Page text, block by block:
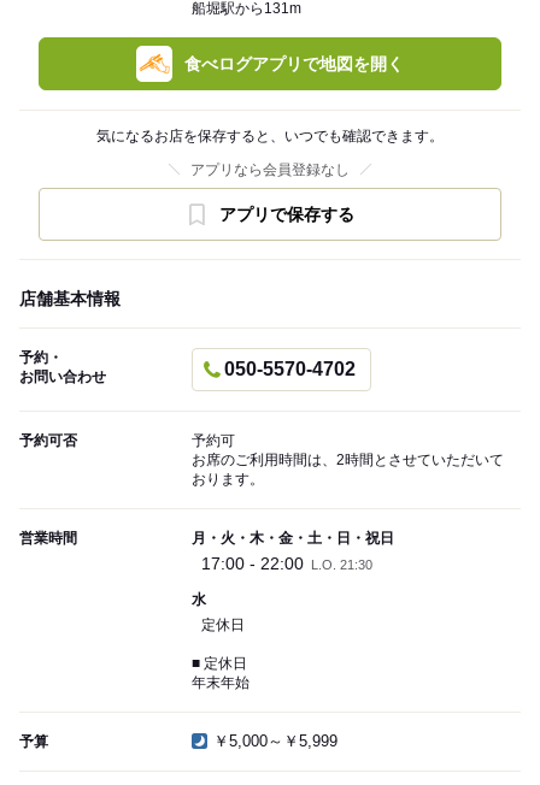
船堀駅から131m
食べログアプリで地図を開く
気になるお店を保存すると、いつでも確認できます。
アプリなら会員登録なし
アプリで保存する
店舗基本情報
予約・
お問い合わせ
050-5570-4702
予約可否
予約可
お席のご利用時間は、2時間とさせていただいて
おります。
営業時間 月・火・木・金・土・日・祝日
17:00 - 22:00 L.O. 21:30
水
定休日
■ 定休日
年末年始
予算 ￥5,000～￥5,999